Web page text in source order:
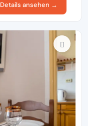
Details ansehen →